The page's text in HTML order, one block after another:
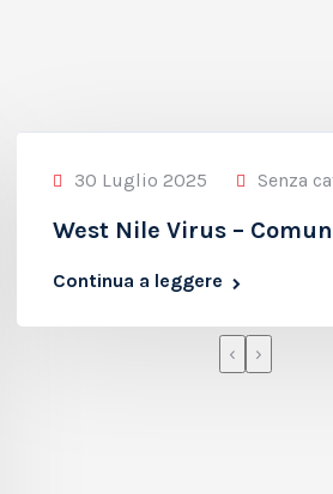
30 Luglio 2025 Senza
West Nile Virus –
Continua a leggere
‹ ›